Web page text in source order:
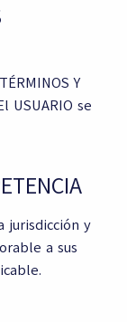
Y
USUARIO se
jurisdicción y
a sus